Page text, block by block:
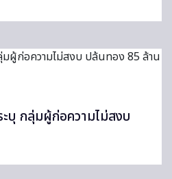
บุ กลุ่มผู้ก่อความไม่สงบ